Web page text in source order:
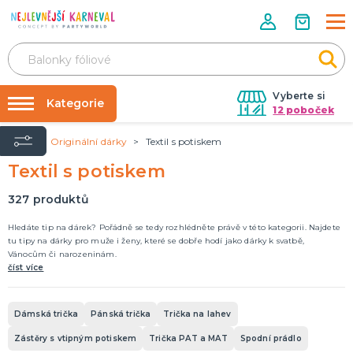
Vyberte si
12 poboček
Rozlučky se svobodou ✨
Tabulky velikostí
Půjčovna kostýmů
Nafukování balónků
Kategorie
DĚLENÍ PODLE TÉMAT
Halloween
Mikuláš, čert a anděl
DĚLENÍ PODLE SEZÓNY
Dětské letní tábory
Silvestr
Úvod Originální dárky Textil s potiskem
Textil s potiskem
327 produktů
Hledáte tip na dárek? Pořádně se tedy rozhlédněte právě v této kategorii. Najdete
tu tipy na dárky pro muže i ženy, které se dobře hodí jako dárky k svatbě,
Vánocům či narozeninám.
číst více
Dámská trička Pánská trička Trička na lahev
Zástěry s vtipným potiskem Trička PAT a MAT Spodní prádlo